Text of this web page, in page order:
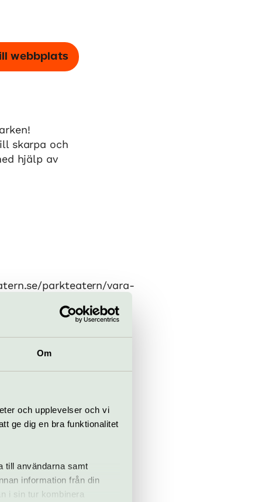
Om
och upplevelser och vi
ge dig en bra funktionalitet
till användarna samt
information från din
i sin tur kombinera
webbplats
skarpa och
hjälp av
parkteatern/vara-